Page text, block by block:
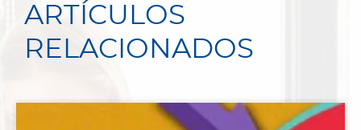
ARTÍCULOS
RELACIONADOS